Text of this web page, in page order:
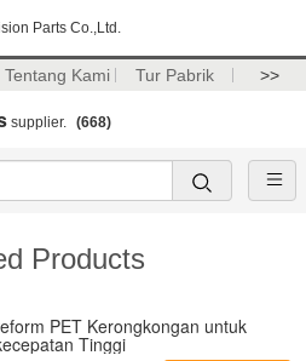
Parts Co.,Ltd.
Tentang Kami Tur Pabrik >>
supplier. (668)
Products
PET Kerongkongan untuk
Tinggi